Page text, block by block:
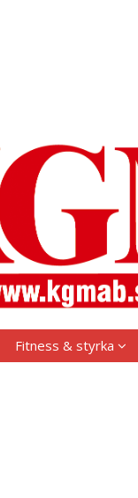
Fitness & styrka